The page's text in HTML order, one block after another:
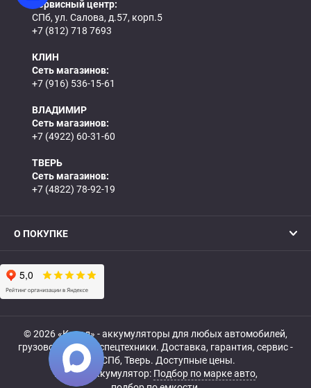
Сервисный центр:
СПб, ул. Салова, д.57, корп.5
+7 (812) 718 7693
КЛИН
Сеть магазинов:
+7 (916) 536-15-61
ВЛАДИМИР
Сеть магазинов:
+7 (4922) 60-31-60
ТВЕРЬ
Сеть магазинов:
+7 (4822) 78-92-19
О ПОКУПКЕ
© 2026 «Катод» - аккумуляторы для любых автомобилей,
грузовой, мото- и спецтехники. Доставка, гарантия, сервис -
МСК, СПб, Тверь. Доступные цены.
Купить аккумулятор: Подбор по марке авто,